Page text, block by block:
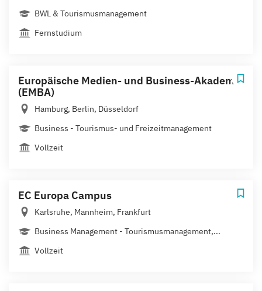
BWL & Tourismusmanagement
Fernstudium
Europäische Medien- und Business-Akademie
(EMBA)
Hamburg, Berlin, Düsseldorf
Business - Tourismus- und Freizeitmanagement
Vollzeit
EC Europa Campus
Karlsruhe, Mannheim, Frankfurt
Business Management - Tourismusmanagement,...
Vollzeit